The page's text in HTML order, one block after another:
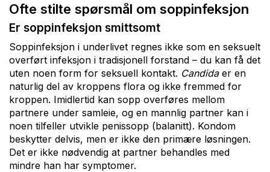
Ofte stilte spørsmål om soppinfeksjon
Er soppinfeksjon smittsomt
Soppinfeksjon i underlivet regnes ikke som en seksuelt
overført infeksjon i tradisjonell forstand – du kan få det
uten noen form for seksuell kontakt. Candidaer en
naturlig del av kroppens flora og ikke fremmed for
kroppen. Imidlertid kan sopp overføres mellom
partnere under samleie, og en mannlig partner kan i
noen tilfeller utvikle penissopp (balanitt). Kondom
beskytter delvis, men er ikke den primære løsningen.
Det er ikke nødvendig at partner behandles med
mindre han har symptomer.